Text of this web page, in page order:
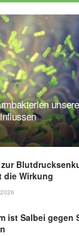
unsere
die Wirkung
ist Salbei gegen